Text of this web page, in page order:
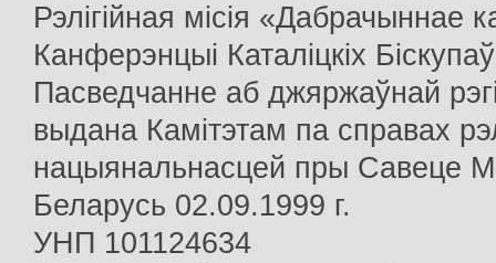
Рэлігійная місія «Дабрачыннае
Канферэнцыі Каталіцкіх
Пасведчанне аб джяржаўнай
выдана Камітэтам па справах
нацыянальнасцей пры Савеце
Беларусь 02.09.1999 г.
УНП 101124634